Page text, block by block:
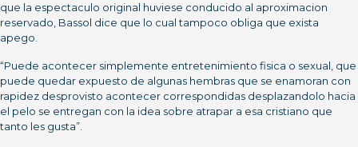
que la espectaculo original huviese conducido al aproximacion
reservado, Bassol dice que lo cual tampoco obliga que exista
apego.
“Puede acontecer simplemente entretenimiento fisica o sexual, que
puede quedar expuesto de algunas hembras que se enamoran con
rapidez desprovisto acontecer correspondidas desplazandolo hacia
el pelo se entregan con la idea sobre atrapar a esa cristiano que
tanto les gusta”.